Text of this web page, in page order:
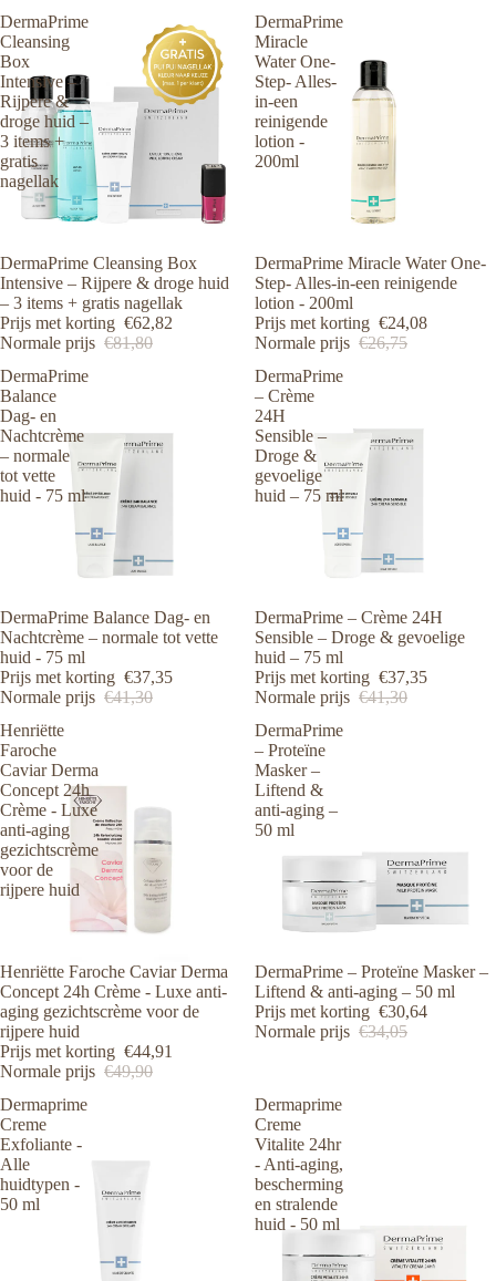
DermaPrime
Cleansing
Box
Intensive –
Rijpere &
droge huid –
3 items +
gratis
nagellak
Aanbieding
DermaPrime Cleansing Box
Intensive – Rijpere & droge huid
– 3 items + gratis nagellak
Prijs met korting €62,82
Normale prijs €81,80
DermaPrime
Miracle
Water One-
Step- Alles-
in-een
reinigende
lotion -
200ml
Aanbieding
DermaPrime Miracle Water One-
Step- Alles-in-een reinigende
lotion - 200ml
Prijs met korting €24,08
Normale prijs €26,75
DermaPrime
Balance
Dag- en
Nachtcrème
– normale
tot vette
huid - 75 ml
Aanbieding
DermaPrime Balance Dag- en
Nachtcrème – normale tot vette
huid - 75 ml
Prijs met korting €37,35
Normale prijs €41,30
DermaPrime
– Crème
24H
Sensible –
Droge &
gevoelige
huid – 75 ml
Aanbieding
DermaPrime – Crème 24H
Sensible – Droge & gevoelige
huid – 75 ml
Prijs met korting €37,35
Normale prijs €41,30
Henriëtte
Faroche
Caviar Derma
Concept 24h
Crème - Luxe
anti-aging
gezichtscrème
voor de
rijpere huid
Uitverkocht
Henriëtte Faroche Caviar Derma
Concept 24h Crème - Luxe anti-
aging gezichtscrème voor de
rijpere huid
Prijs met korting €44,91
Normale prijs €49,90
DermaPrime
– Proteïne
Masker –
Liftend &
anti-aging –
50 ml
Uitverkocht
DermaPrime – Proteïne Masker –
Liftend & anti-aging – 50 ml
Prijs met korting €30,64
Normale prijs €34,05
Dermaprime
Creme
Exfoliante -
Alle
huidtypen -
50 ml
Dermaprime
Creme
Vitalite 24hr
- Anti-aging,
bescherming
en stralende
huid - 50 ml